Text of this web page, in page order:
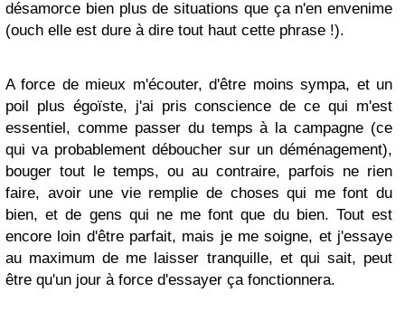
désamorce bien plus de situations que ça n'en envenime
(ouch elle est dure à dire tout haut cette phrase !).
A force de mieux m'écouter, d'être moins sympa, et un
poil plus égoïste, j'ai pris conscience de ce qui m'est
essentiel, comme passer du temps à la campagne (ce
qui va probablement déboucher sur un déménagement),
bouger tout le temps, ou au contraire, parfois ne rien
faire, avoir une vie remplie de choses qui me font du
bien, et de gens qui ne me font que du bien. Tout est
encore loin d'être parfait, mais je me soigne, et j'essaye
au maximum de me laisser tranquille, et qui sait, peut
être qu'un jour à force d'essayer ça fonctionnera.